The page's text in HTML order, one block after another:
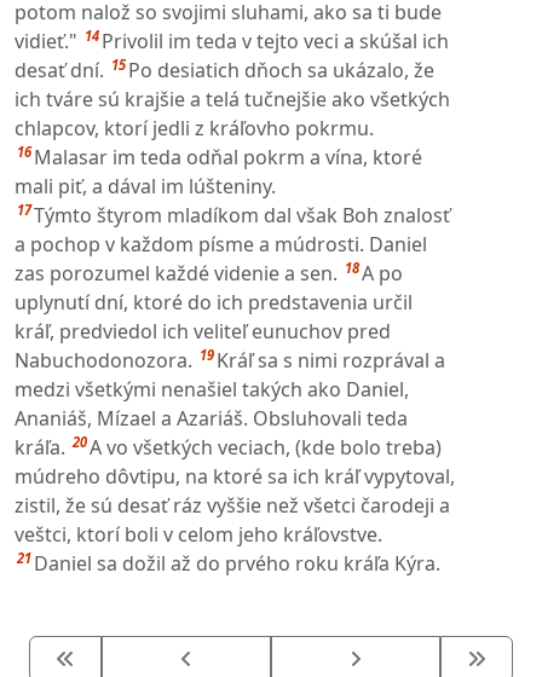
potom nalož so svojimi sluhami, ako sa ti bude
vidieť." 14 Privolil im teda v tejto veci a skúšal ich
desať dní. 15 Po desiatich dňoch sa ukázalo, že
ich tváre sú krajšie a telá tučnejšie ako všetkých
chlapcov, ktorí jedli z kráľovho pokrmu.
16 Malasar im teda odňal pokrm a vína, ktoré
mali piť, a dával im lúšteniny.
17Týmto štyrom mladíkom dal však Boh znalosť
a pochop v každom písme a múdrosti. Daniel
zas porozumel každé videnie a sen. 18A po
uplynutí dní, ktoré do ich predstavenia určil
kráľ, predviedol ich veliteľ eunuchov pred
Nabuchodonozora. 19 Kráľ sa s nimi rozprával a
medzi všetkými nenašiel takých ako Daniel,
Ananiáš, Mízael a Azariáš. Obsluhovali teda
kráľa. 20A vo všetkých veciach, (kde bolo treba)
múdreho dôvtipu, na ktoré sa ich kráľ vypytoval,
zistil, že sú desať ráz vyššie než všetci čarodeji a
veštci, ktorí boli v celom jeho kráľovstve.
21 Daniel sa dožil až do prvého roku kráľa Kýra.